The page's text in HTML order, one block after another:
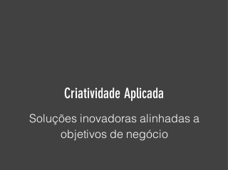
Criatividade Aplicada
Soluções inovadoras alinhadas a
objetivos de negócio